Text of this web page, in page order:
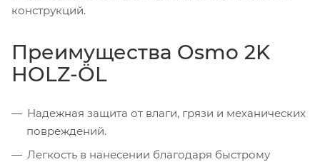
конструкций.
Преимущества Osmo 2K
HOLZ-ÖL
Надежная защита от влаги, грязи и механических
повреждений.
Легкость в нанесении благодаря быстрому